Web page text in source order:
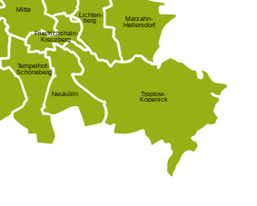
Mitte
Friedrichshain-
Kreuzberg
Lichten-
berg
Marzahn-
Hellersdorf
Tempelhof-
Schöneberg
Neukölln Treptow-
Köpenick